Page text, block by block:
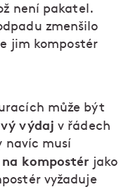
není pakatel.
zmenšilo
jim kompostér
může být
výdajv řádech
navíc musí
kompostér jako
vyžaduje